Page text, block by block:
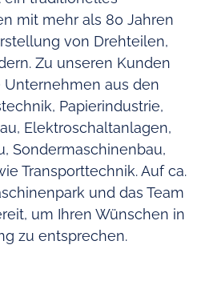
mit mehr als 80 Jahren
von Drehteilen,
Zu unseren Kunden
aus den
Papierindustrie,
Elektroschaltanlagen,
Sondermaschinenbau,
Transporttechnik. Auf ca.
und das Team
um Ihren Wünschen in
zu entsprechen.